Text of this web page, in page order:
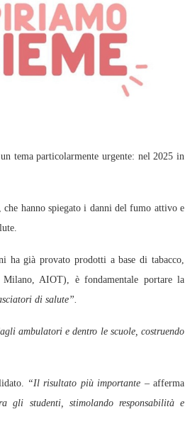
tema particolarmente urgente: nel 2025 in
hanno spiegato i danni del fumo attivo e
già provato prodotti a base di tabacco,
AIOT), è fondamentale portare la
di salute”.
ambulatori e dentro le scuole, costruendo
“Il risultato più importante – afferma
gli studenti, stimolando responsabilità e